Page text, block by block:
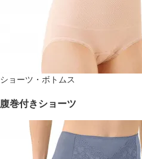
ショーツ・ボトムス
腹巻付きショーツ